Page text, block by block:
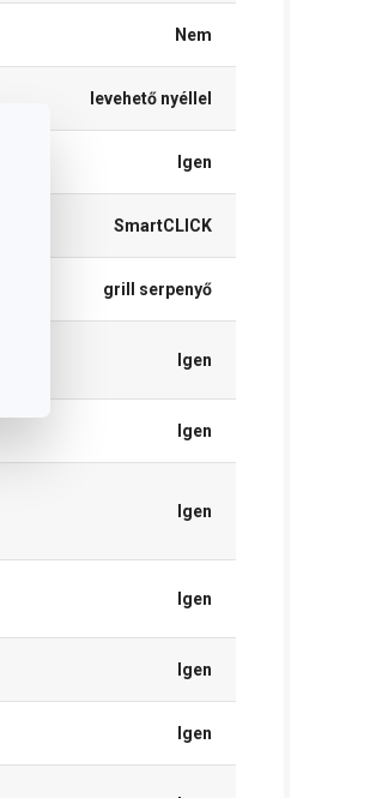
Nem
levehető nyéllel
Igen
SmartCLICK
grill serpenyő
Igen
Igen
Igen
Igen
Igen
Igen